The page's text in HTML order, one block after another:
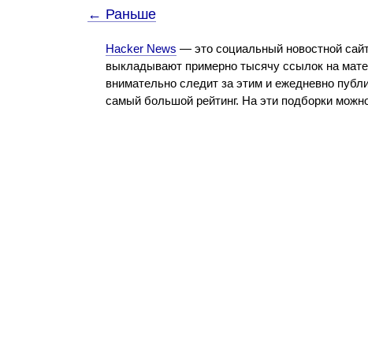
← Раньше
Hacker News — это социальный новостной
выкладывают примерно тысячу ссылок на
внимательно следит за этим и ежедневно
самый большой рейтинг. На эти подборки